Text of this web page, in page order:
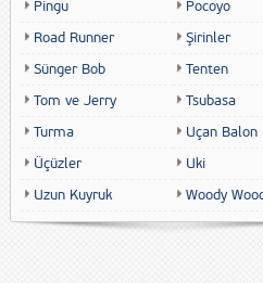
Pingu
Pocoyo
Road Runner
Şirinler
Sünger Bob
Tenten
Tom ve Jerry
Tsubasa
Turma
Uçan Balon
Üçüzler
Uki
Uzun Kuyruk
Woody